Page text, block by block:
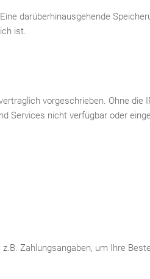
darüberhinausgehende
ist.
vorgeschrieben. Ohne die
Services nicht verfügbar oder
Zahlungsangaben, um Ihre